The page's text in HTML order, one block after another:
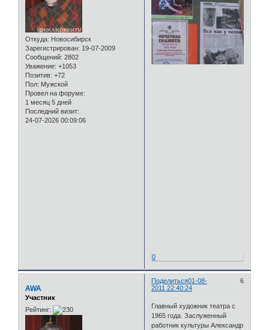
Откуда: Новосибирск
Зарегистрирован: 19-07-2009
Сообщений: 2802
Уважение: +1053
Позитив: +72
Пол: Мужской
Провел на форуме:
1 месяц 5 дней
Последний визит:
24-07-2026 00:09:06
0
Поделиться 6
01-08-
2011 22:40:24
AWA
Участник
Рейтинг:
Главный художник театра с
1965 года. Заслуженный
работник культуры Александр